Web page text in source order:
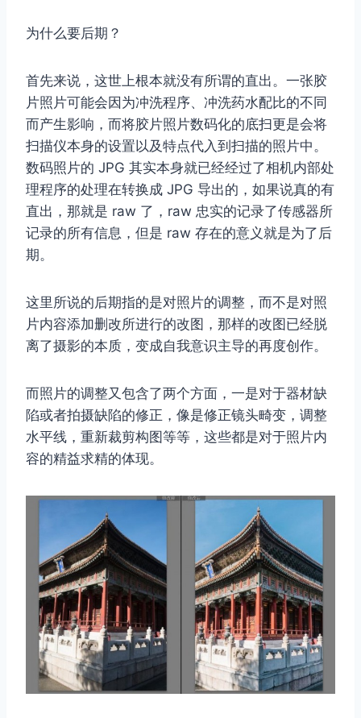
为什么要后期？
首先来说，这世上根本就没有所谓的直出。一张胶
片照片可能会因为冲洗程序、冲洗药水配比的不同
而产生影响，而将胶片照片数码化的底扫更是会将
扫描仪本身的设置以及特点代入到扫描的照片中。
数码照片的 JPG 其实本身就已经经过了相机内部处
理程序的处理在转换成 JPG 导出的，如果说真的有
直出，那就是 raw 了，raw 忠实的记录了传感器所
记录的所有信息，但是 raw 存在的意义就是为了后
期。
这里所说的后期指的是对照片的调整，而不是对照
片内容添加删改所进行的改图，那样的改图已经脱
离了摄影的本质，变成自我意识主导的再度创作。
而照片的调整又包含了两个方面，一是对于器材缺
陷或者拍摄缺陷的修正，像是修正镜头畸变，调整
水平线，重新裁剪构图等等，这些都是对于照片内
容的精益求精的体现。